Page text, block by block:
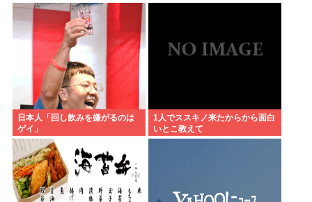
日本人「回し飲みを嫌がるのは
ゲイ」
1人でススキノ来たからから面白
いとこ教えて